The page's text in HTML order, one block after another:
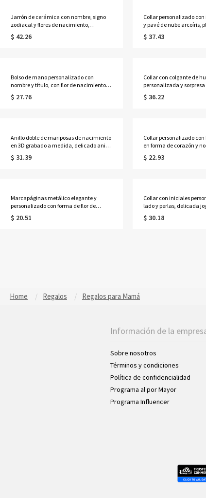
Jarrón de cerámica con nombre, signo
zodiacal y flores de nacimiento,
personalizado, con lazo, ideal para
decoración del hogar o como regalo de
$ 42.26
Collar personalizado
y pavé de nube arcoíris,
circonita cúbica, joyería
día a día, regalo de
$ 37.43
Bolso de mano personalizado con
nombre y título, con flor de nacimiento,
bolso de yute de gran capacidad,
recuerdo para despedida de soltera,
$ 27.76
Collar con colgante de
personalizada y
rojo, collar con corazón
abrir y etiqueta con letra,
$ 36.22
Anillo doble de mariposas de nacimiento
en 3D grabado a medida, delicado anillo
abierto ajustable, regalo de
cumpleaños/Día de la
$ 31.39
Collar personalizado
en forma de corazón y
calado de perro/gato de
recuerdo
$ 22.93
Marcapáginas metálico elegante y
personalizado con forma de flor de
nacimiento y nombre, marcador de
lectura delgado con recorte floral hueco,
$ 20.51
Collar con iniciales
lado y perlas, delicada
regalo de aniversario/Día
Madre/Cumpleaños para
$ 30.18
Home Regalos Regalos para Mamá
Información de la
Sobre nosotros
Términos y condiciones
Política de confidencialidad
Programa al por Mayor
Programa Influencer